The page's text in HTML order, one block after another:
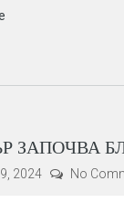
ЗАПОЧВА
2024 No